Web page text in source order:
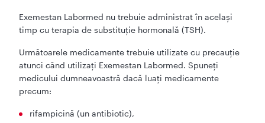
Exemestan Labormed nu trebuie administrat în acelaşi
timp cu terapia de substituţie hormonală (TSH).
Următoarele medicamente trebuie utilizate cu precauţie
atunci când utilizaţi Exemestan Labormed. Spuneţi
medicului dumneavoastră dacă luaţi medicamente
precum:
rifampicină (un antibiotic),